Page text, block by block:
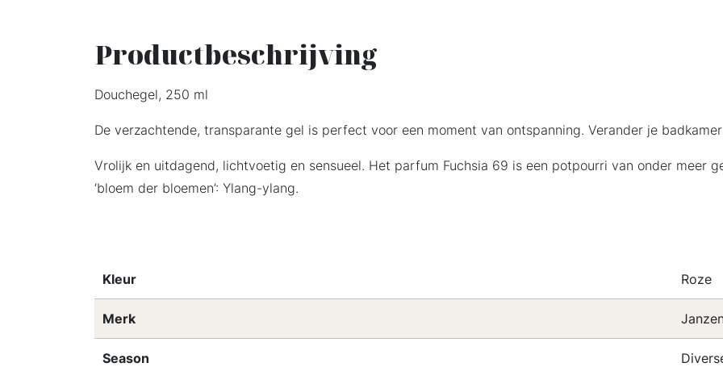
Productbeschrijving
Douchegel, 250 ml
De verzachtende, transparante gel is perfect voor een moment van ontspanning. Verander je
Vrolijk en uitdagend, lichtvoetig en sensueel. Het parfum Fuchsia 69 is een potpourri van onder meer
‘bloem der bloemen’: Ylang-ylang.
Kleur Roze
Merk
Season